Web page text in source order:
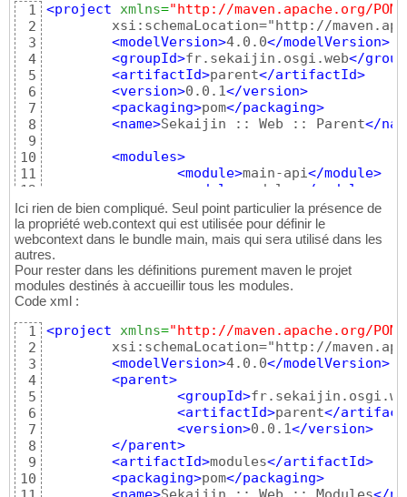
1
2
3
4
5
6
7
8
9
10
11
12
13
14
15
16
17
18
19
20
21
22
23
24
25
26
27
28
29
30
<project xmlns="http://maven.apache.org/
<modelVersion>4.0.0</modelVersion>
<groupId>fr.sekaijin.osgi.web</
<artifactId>parent</artifactId>
<version>0.0.1</version>
<packaging>pom</packaging>
<name>Sekaijin :: Web :: Parent</
<modules>
<module>main-api</module>
<module
modules </module
<module >module-whiteboard
</modules>
<properties>
<maven.compiler.source
<maven.compiler.target
</properties >
<dependencies>
<dependency>
<artifactId> slf4j-
<version>
</dependency >
<dependency
<groupId> org.slf4j
<artifactId
Ici rien de bien compliqué. Seul point particulier la présence de
la propriété web.context qui est utilisée pour définir le
webcontext dans le bundle main, mais qui sera utilisé dans les
autres.
Pour rester dans les définitions purement maven le projet
modules destinés à accueillir tous les modules.
Code xml :
1
2
3
4
5
6
7
8
9
10
<project xmlns="http://maven.apache.org/
<modelVersion>4.0.0</modelVersion>
<parent>
<groupId>
<artifactId>parent</
<version>0.0.1</version>
</parent>
<artifactId>modules</artifactId>
<packaging>pom</packaging>